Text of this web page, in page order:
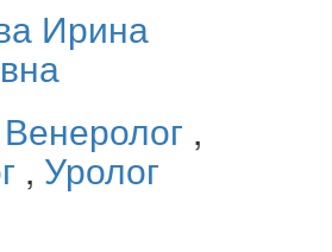
Ирина
Венеролог ,
, Уролог